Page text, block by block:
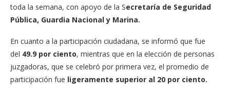
toda la semana, con apoyo de la Secretaría de Seguridad
Pública, Guardia Nacional y Marina.
En cuanto a la participación ciudadana, se informó que fue
del 49.9 por ciento, mientras que en la elección de personas
juzgadoras, que se celebró por primera vez, el promedio de
participación fue ligeramente superior al 20 por ciento.